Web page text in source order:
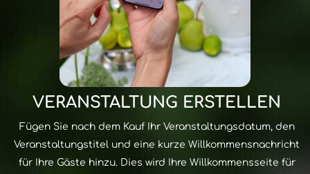
VERANSTALTUNG ERSTELLEN
Fügen Sie nach dem Kauf Ihr Veranstaltungsdatum, den
Veranstaltungstitel und eine kurze Willkommensnachricht
für Ihre Gäste hinzu. Dies wird Ihre Willkommensseite für